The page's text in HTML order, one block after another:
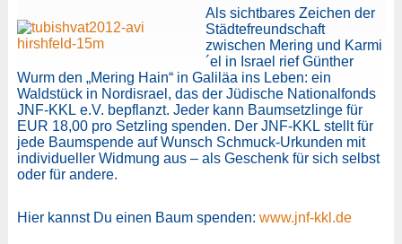
Als sichtbares Zeichen der
Städtefreundschaft
zwischen Mering und Karmi
´el in Israel rief Günther
Wurm den „Mering Hain“ in Galiläa ins Leben: ein
Waldstück in Nordisrael, das der Jüdische Nationalfonds
JNF-KKL e.V. bepflanzt. Jeder kann Baumsetzlinge für
EUR 18,00 pro Setzling spenden. Der JNF-KKL stellt für
jede Baumspende auf Wunsch Schmuck-Urkunden mit
individueller Widmung aus – als Geschenk für sich selbst
oder für andere.
Hier kannst Du einen Baum spenden: www.jnf-kkl.de